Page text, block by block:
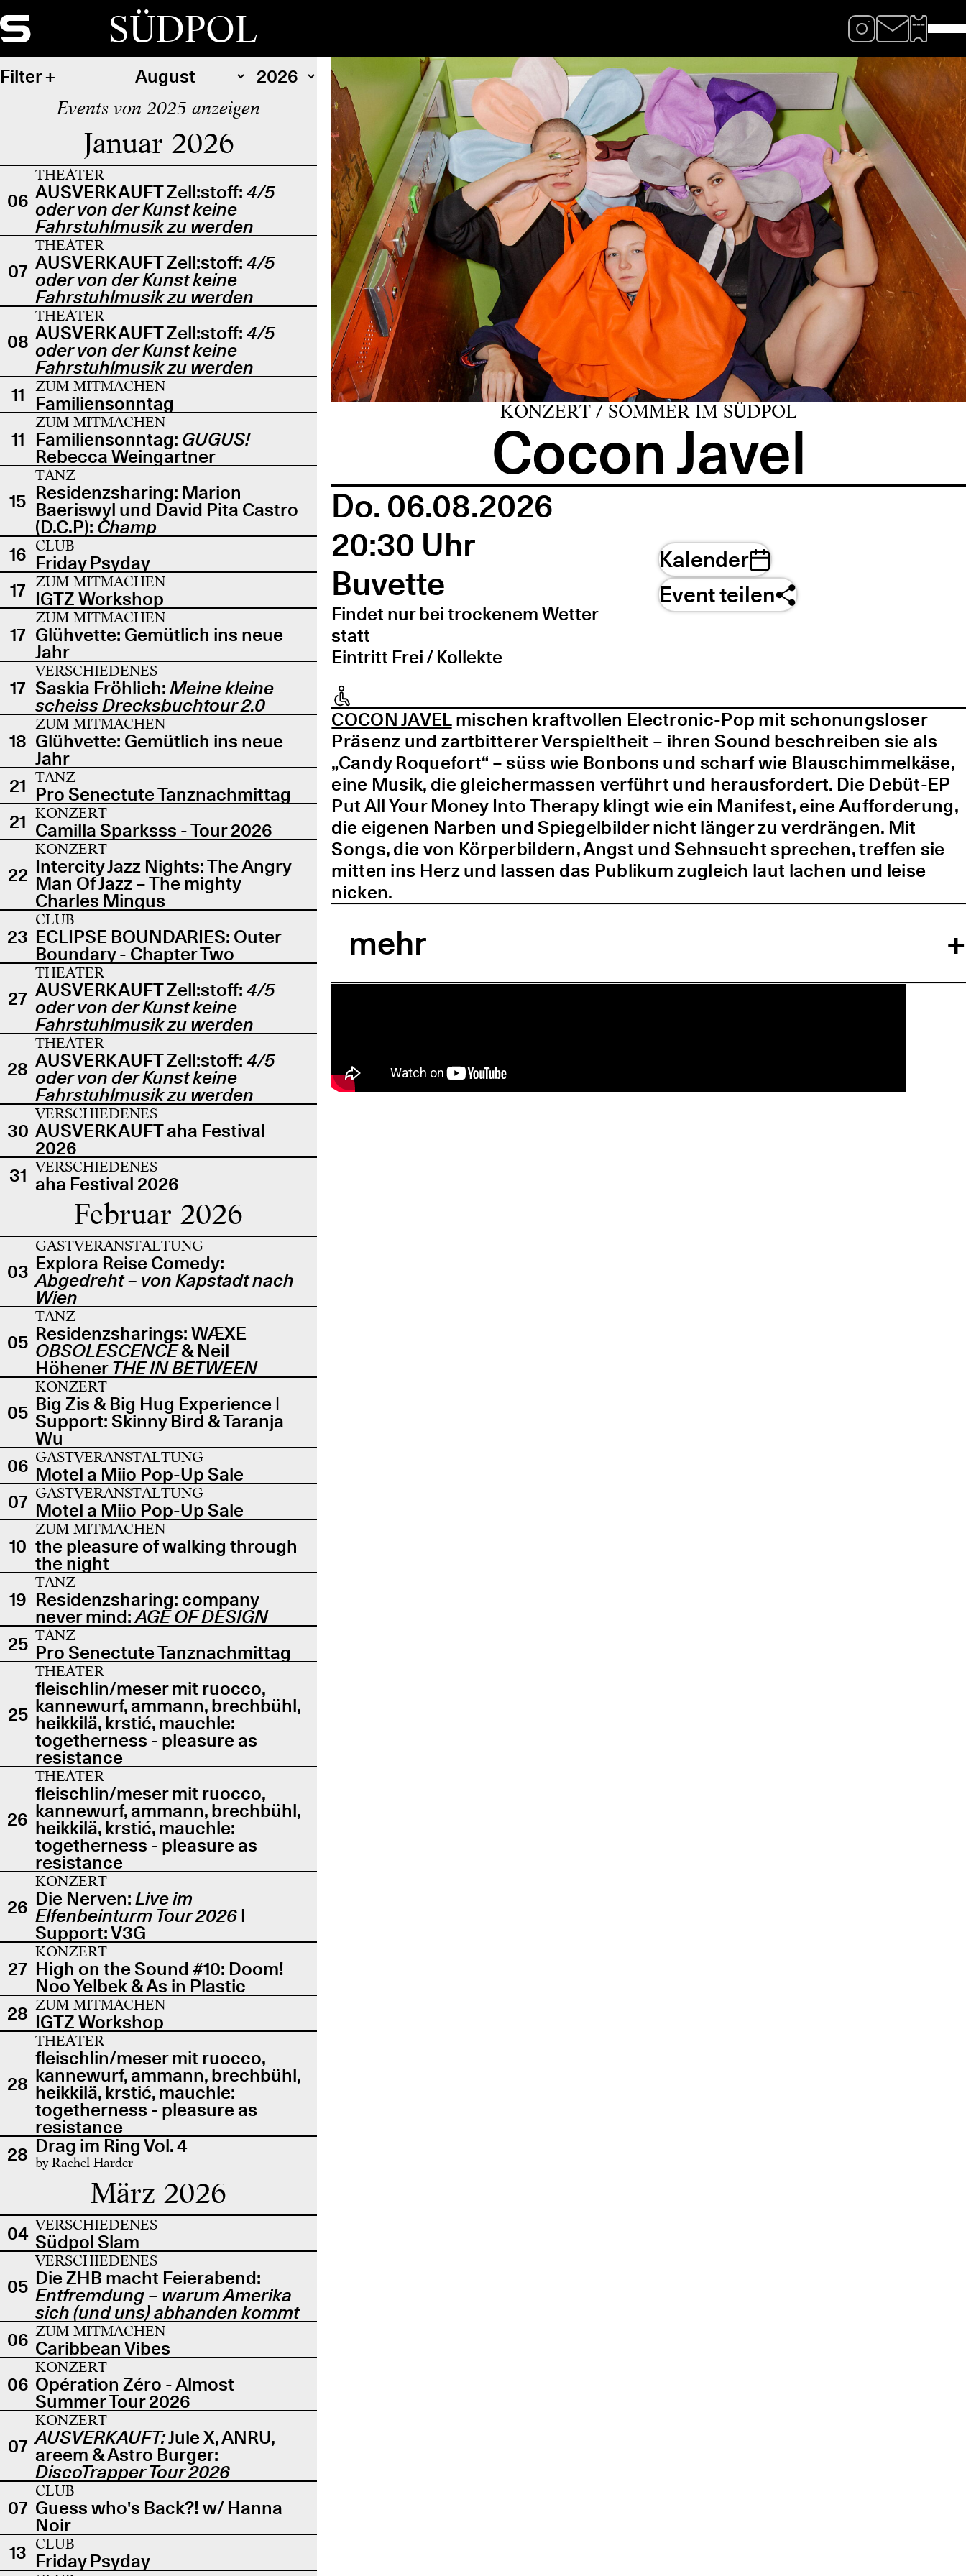
SÜDPOL
Filter
Events von 2025 anzeigen
Januar 2026
06
THEATER
AUSVERKAUFT Zell:stoff: 4/5
oder von der Kunst keine
Fahrstuhlmusik zu werden
07
THEATER
AUSVERKAUFT Zell:stoff: 4/5
oder von der Kunst keine
Fahrstuhlmusik zu werden
08
THEATER
AUSVERKAUFT Zell:stoff: 4/5
oder von der Kunst keine
Fahrstuhlmusik zu werden
11
ZUM MITMACHEN
Familiensonntag
11
ZUM MITMACHEN
Familiensonntag: GUGUS!
Rebecca Weingartner
15
TANZ
Residenzsharing: Marion
Baeriswyl und David Pita Castro
(D.C.P): Champ
16 CLUB
Friday Psyday
17 ZUM MITMACHEN
IGTZ Workshop
17
ZUM MITMACHEN
Glühvette: Gemütlich ins neue
Jahr
17
VERSCHIEDENES
Saskia Fröhlich: Meine kleine
scheiss Drecksbuchtour 2.0
18
ZUM MITMACHEN
Glühvette: Gemütlich ins neue
Jahr
21 TANZ
Pro Senectute Tanznachmittag
21 KONZERT
Camilla Sparksss - Tour 2026
22
KONZERT
Intercity Jazz Nights: The Angry
Man Of Jazz – The mighty
Charles Mingus
23
CLUB
ECLIPSE BOUNDARIES: Outer
Boundary - Chapter Two
27
THEATER
AUSVERKAUFT Zell:stoff: 4/5
oder von der Kunst keine
Fahrstuhlmusik zu werden
28
THEATER
AUSVERKAUFT Zell:stoff: 4/5
oder von der Kunst keine
Fahrstuhlmusik zu werden
30
VERSCHIEDENES
AUSVERKAUFT aha Festival
2026
31 VERSCHIEDENES
aha Festival 2026
Februar 2026
03
GASTVERANSTALTUNG
Explora Reise Comedy:
Abgedreht – von Kapstadt nach
Wien
05
TANZ
Residenzsharings: WÆXE
OBSOLESCENCE& Neil
Höhener THE IN BETWEEN
05
KONZERT
Big Zis & Big Hug Experience |
Support: Skinny Bird & Taranja
Wu
06 GASTVERANSTALTUNG
Motel a Miio Pop-Up Sale
07 GASTVERANSTALTUNG
Motel a Miio Pop-Up Sale
10
ZUM MITMACHEN
the pleasure of walking through
the night
19
TANZ
Residenzsharing: company
never mind:AGE OF DESIGN
25 TANZ
Pro Senectute Tanznachmittag
25
THEATER
fleischlin/meser mit ruocco,
kannewurf, ammann, brechbühl,
heikkilä, krstić, mauchle:
togetherness - pleasure as
resistance
26
THEATER
fleischlin/meser mit ruocco,
kannewurf, ammann, brechbühl,
heikkilä, krstić, mauchle:
togetherness - pleasure as
resistance
26
KONZERT
Die Nerven:Live im
Elfenbeinturm Tour 2026 |
Support: V3G
27
KONZERT
High on the Sound #10: Doom!
Noo Yelbek & As in Plastic
28 ZUM MITMACHEN
IGTZ Workshop
28
THEATER
fleischlin/meser mit ruocco,
kannewurf, ammann, brechbühl,
heikkilä, krstić, mauchle:
togetherness - pleasure as
resistance
28 Drag im Ring Vol. 4
by Rachel Harder
März 2026
04 VERSCHIEDENES
Südpol Slam
05
VERSCHIEDENES
Die ZHB macht Feierabend:
Entfremdung – warum Amerika
sich (und uns) abhanden kommt
06 ZUM MITMACHEN
Caribbean Vibes
06
KONZERT
Opération Zéro - Almost
Summer Tour 2026
07
KONZERT
AUSVERKAUFT:Jule X, ANRU,
areem & Astro Burger:
DiscoTrapper Tour 2026
07
CLUB
Guess who's Back?! w/ Hanna
Noir
13 CLUB
Friday Psyday
KONZERT / SOMMER IM SÜDPOL
Cocon Javel
Do. 06.08.2026
20:30 Uhr
Buvette
Findet nur bei trockenem Wetter
statt
Eintritt Frei / Kollekte
Kalender
Event teilen
COCON JAVELmischen kraftvollen Electronic-Pop mit schonungsloser
Präsenz und zartbitterer Verspieltheit – ihren Sound beschreiben sie als
„Candy Roquefort“ – süss wie Bonbons und scharf wie Blauschimmelkäse,
eine Musik, die gleichermassen verführt und herausfordert. Die Debüt-EP
Put All Your Money Into Therapy klingt wie ein Manifest, eine Aufforderung,
die eigenen Narben und Spiegelbilder nicht länger zu verdrängen. Mit
Songs, die von Körperbildern, Angst und Sehnsucht sprechen, treffen sie
mitten ins Herz und lassen das Publikum zugleich laut lachen und leise
nicken.
mehr